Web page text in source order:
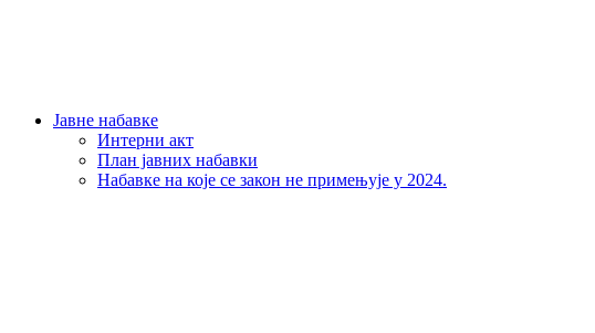
Јавне набавке
Интерни акт
План јавних набавки
Набавке на које се закон не примењује у 2024.